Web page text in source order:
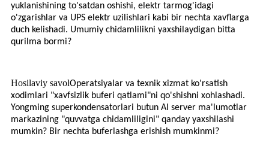
yuklanishining to'satdan oshishi, elektr tarmog'idagi
o'zgarishlar va UPS elektr uzilishlari kabi bir nechta xavflarga
duch kelishadi. Umumiy chidamlilikni yaxshilaydigan bitta
qurilma bormi?
Hosilaviy savolOperatsiyalar va texnik xizmat ko'rsatish
xodimlari "xavfsizlik buferi qatlami"ni qo'shishni xohlashadi.
Yongming superkondensatorlari butun AI server ma'lumotlar
markazining "quvvatga chidamliligini" qanday yaxshilashi
mumkin? Bir nechta buferlashga erishish mumkinmi?